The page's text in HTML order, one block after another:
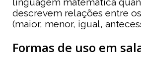
linguagem matemática
descrevem relações entre
(maior, menor, igual,
Formas de uso em